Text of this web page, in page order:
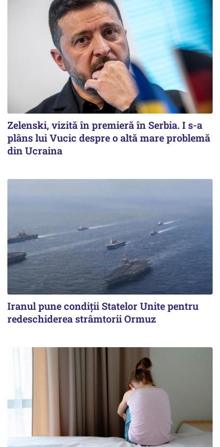
Zelenski, vizită în premieră în Serbia. I s-a
plâns lui Vucic despre o altă mare problemă
din Ucraina
Iranul pune condiții Statelor Unite pentru
redeschiderea strâmtorii Ormuz